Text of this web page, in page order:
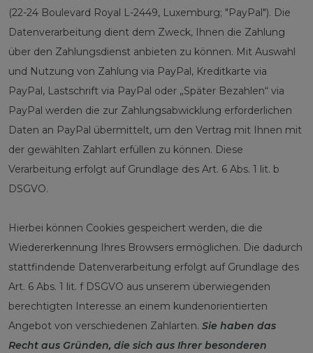
(22-24 Boulevard Royal L-2449, Luxemburg; "PayPal"). Die
Datenverarbeitung dient dem Zweck, Ihnen die Zahlung
über den Zahlungsdienst anbieten zu können. Mit Auswahl
und Nutzung von Zahlung via PayPal, Kreditkarte via
PayPal, Lastschrift via PayPal oder „Später Bezahlen“ via
PayPal werden die zur Zahlungsabwicklung erforderlichen
Daten an PayPal übermittelt, um den Vertrag mit Ihnen mit
der gewählten Zahlart erfüllen zu können. Diese
Verarbeitung erfolgt auf Grundlage des Art. 6 Abs. 1 lit. b
DSGVO.
Hierbei können Cookies gespeichert werden, die die
Wiedererkennung Ihres Browsers ermöglichen. Die dadurch
stattfindende Datenverarbeitung erfolgt auf Grundlage des
Art. 6 Abs. 1 lit. f DSGVO aus unserem überwiegenden
berechtigten Interesse an einem kundenorientierten
Angebot von verschiedenen Zahlarten. Sie haben das
Recht aus Gründen, die sich aus Ihrer besonderen